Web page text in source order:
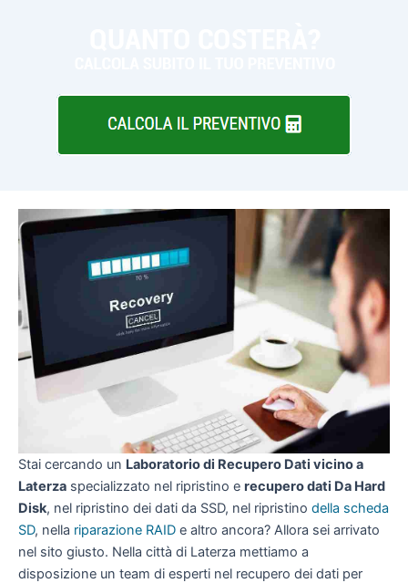
Stai cercando un Laboratorio di Recupero Dati vicino a
Laterza specializzato nel ripristino e recupero dati Da Hard
Disk, nel ripristino dei dati da SSD, nel ripristino della scheda
SD, nella riparazione RAID e altro ancora? Allora sei arrivato
nel sito giusto. Nella città di Laterza mettiamo a
disposizione un team di esperti nel recupero dei dati per